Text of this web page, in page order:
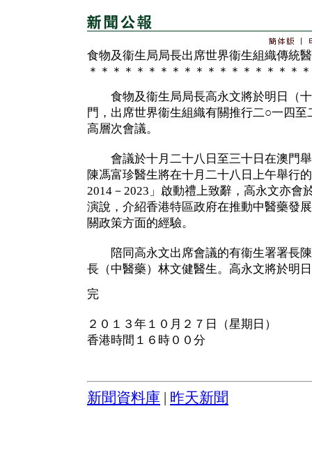
食物及衞生局局長出席世界衞生組織傳統
＊＊＊＊＊＊＊＊＊＊＊＊＊＊＊＊＊＊
食物及衞生局局長高永文將於明日（十
門，出席世界衞生組織有關推行二○一四
高層次會議。
會議於十月二十八日至三十日在澳門舉
陳馮富珍醫生將在十月二十八日上午舉行
2014－2023」啟動禮上致辭，高永文亦會
演說，介紹香港特區政府在推動中醫藥發
關政策方面的經驗。
陪同高永文出席會議的有衞生署署長陳
長（中醫藥）林文健醫生。高永文將於明
完
２０１３年１０月２７日（星期日）
香港時間１６時００分
新聞資料庫 昨天新聞